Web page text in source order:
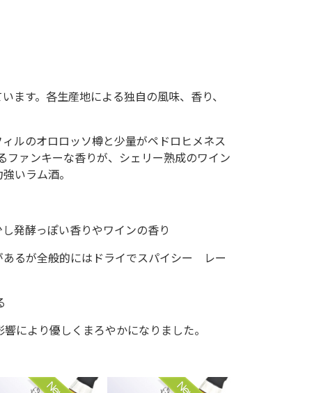
す。各生産地による独自の風味、香り、
ルのオロロッソ樽と少量がペドロヒメネス
ァンキーな香りが、シェリー熟成のワイン
いラム酒。
発酵っぽい香りやワインの香り
るが全般的にはドライでスパイシー レー
により優しくまろやかになりました。